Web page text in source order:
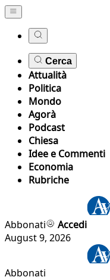
Cerca
Attualità
Politica
Mondo
Agorà
Podcast
Chiesa
Idee e Commenti
Economia
Rubriche
Abbonati
Accedi
August 9, 2026
Abbonati